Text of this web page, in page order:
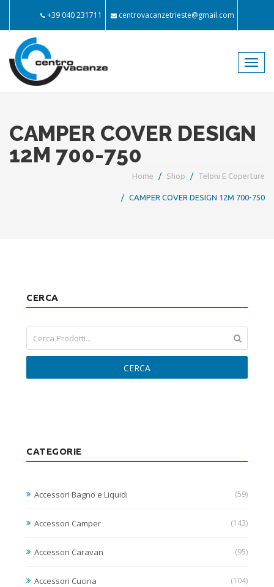
+39 040 231711 centrovacanzetrieste@gmail.com
CAMPER COVER DESIGN
12M 700-750
Home Shop Teloni E Coperture
CAMPER COVER DESIGN 12M 700-750
CERCA
CERCA
CATEGORIE
Accessori Bagno e Liquidi (59)
Accessori Camper (143)
Accessori Caravan (95)
Accessori Cucina (104)